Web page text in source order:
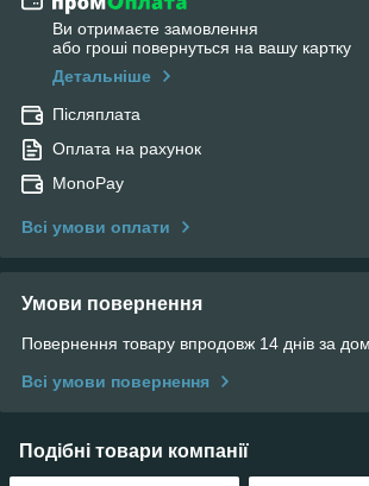
Ви отримаєте замовлення
або гроші повернуться на вашу картку
Детальніше
Післяплата
Оплата на рахунок
MonoPay
Всі умови оплати
Умови повернення
Повернення товару впродовж 14 днів за
Всі умови повернення
Подібні товари компанії